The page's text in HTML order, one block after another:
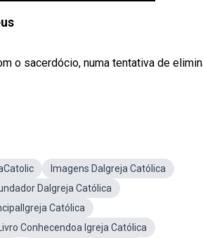
o sacerdócio, numa tentativa de
Imagens DaIgreja Católica
DaIgreja Católica
Católica
Livro Conhecendoa Igreja Católica